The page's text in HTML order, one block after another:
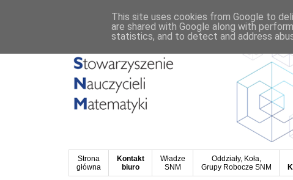
Strona
główna
Kontakt
biuro
Władze
SNM
Oddziały, Koła,
Grupy Robocze SNM
This site uses cookies from Google to
are shared with Google along with
statistics, and to detect and address